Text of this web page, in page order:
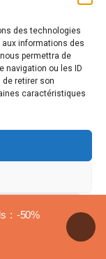
des technologies
informations des
permettra de
navigation ou les ID
retirer son
caractéristiques
een
FAAC 390 is
poorten
tot 3 meter
systeem. Als
de FAAC
FAAC 390, is
aanslagen
: -50%